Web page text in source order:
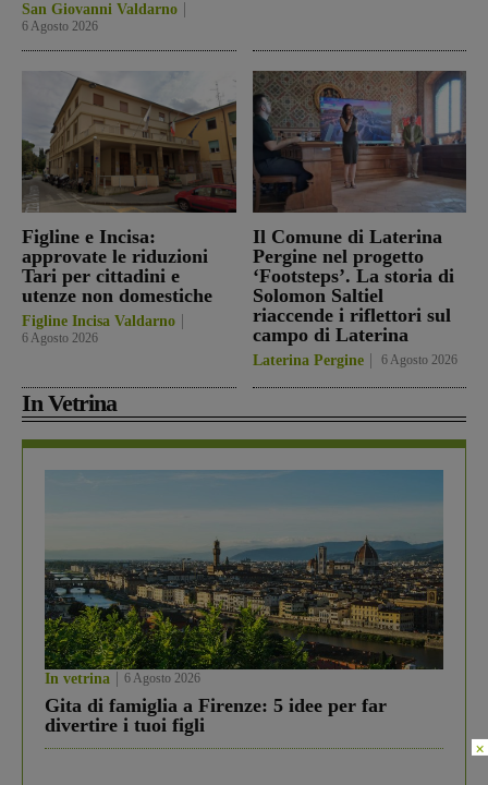
San Giovanni Valdarno
6 Agosto 2026
Figline e Incisa:
approvate le riduzioni
Tari per cittadini e
utenze non domestiche
Figline Incisa Valdarno
6 Agosto 2026
Il Comune di Laterina
Pergine nel progetto
‘Footsteps’. La storia di
Solomon Saltiel
riaccende i riflettori sul
campo di Laterina
Laterina Pergine 6 Agosto 2026
In Vetrina
In vetrina 6 Agosto 2026
Gita di famiglia a Firenze: 5 idee per far
divertire i tuoi figli
×